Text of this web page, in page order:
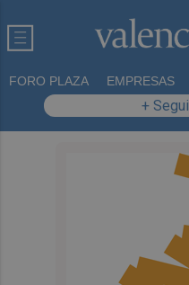
FORO PLAZA EMPRESAS
+